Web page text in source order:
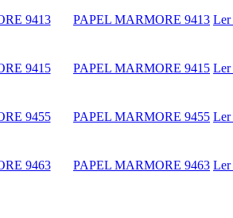
PAPEL MARMORE 9413 Ler
PAPEL MARMORE 9415 Ler
PAPEL MARMORE 9455 Ler
PAPEL MARMORE 9463 Ler